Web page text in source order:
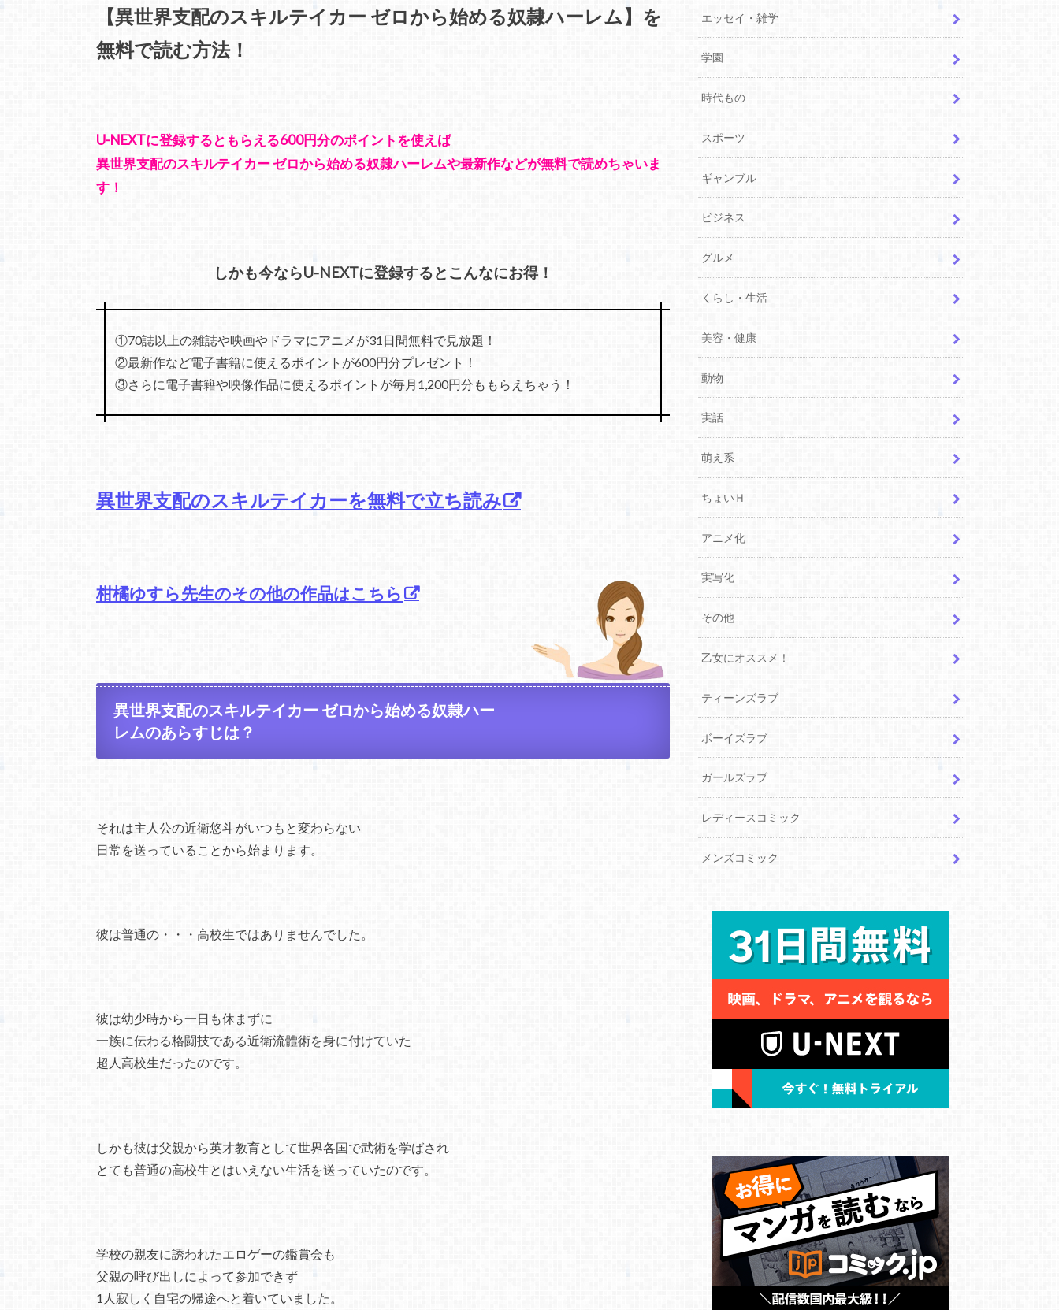
【異世界支配のスキルテイカー ゼロから始める奴隷ハーレム】を
無料で読む方法！
U-NEXTに登録するともらえる600円分のポイントを使えば
異世界支配のスキルテイカー ゼロから始める奴隷ハーレムや最新作などが無料で読めちゃいま
す！
しかも今ならU-NEXTに登録するとこんなにお得！
①70誌以上の雑誌や映画やドラマにアニメが31日間無料で見放題！
②最新作など電子書籍に使えるポイントが600円分プレゼント！
③さらに電子書籍や映像作品に使えるポイントが毎月1,200円分ももらえちゃう！
異世界支配のスキルテイカーを無料で立ち読み
柑橘ゆすら先生のその他の作品はこちら
異世界支配のスキルテイカー ゼロから始める奴隷ハー
レムのあらすじは？
それは主人公の近衛悠斗がいつもと変わらない
日常を送っていることから始まります。
彼は普通の・・・高校生ではありませんでした。
彼は幼少時から一日も休まずに
一族に伝わる格闘技である近衛流體術を身に付けていた
超人高校生だったのです。
しかも彼は父親から英才教育として世界各国で武術を学ばされ
とても普通の高校生とはいえない生活を送っていたのです。
学校の親友に誘われたエロゲーの鑑賞会も
父親の呼び出しによって参加できず
1人寂しく自宅の帰途へと着いていました。
エッセイ・雑学
学園
時代もの
スポーツ
ギャンブル
ビジネス
グルメ
くらし・生活
美容・健康
動物
実話
萌え系
ちょいＨ
アニメ化
実写化
その他
乙女にオススメ！
ティーンズラブ
ボーイズラブ
ガールズラブ
レディースコミック
メンズコミック